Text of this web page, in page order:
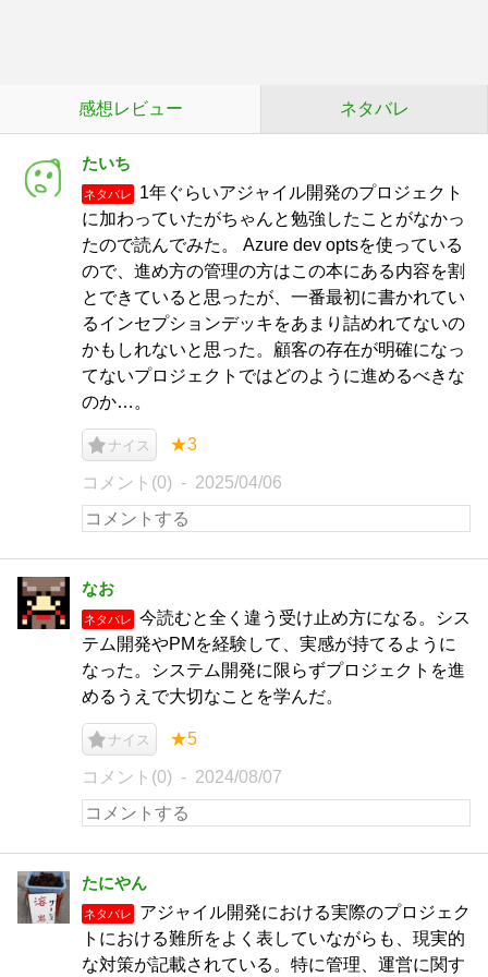
感想レビュー ネタバレ
たいち
ネタバレ
1年ぐらいアジャイル開発のプロジェクト
に加わっていたがちゃんと勉強したことがなかっ
たので読んでみた。 Azure dev optsを使っている
ので、進め方の管理の方はこの本にある内容を割
とできていると思ったが、一番最初に書かれてい
るインセプションデッキをあまり詰めれてないの
かもしれないと思った。顧客の存在が明確になっ
てないプロジェクトではどのように進めるべきな
のか…。
ナイス ★3
コメント(0) 2025/04/06
なお
ネタバレ
今読むと全く違う受け止め方になる。シス
テム開発やPMを経験して、実感が持てるように
なった。システム開発に限らずプロジェクトを進
めるうえで大切なことを学んだ。
ナイス ★5
コメント(0) 2024/08/07
たにやん
ネタバレ
アジャイル開発における実際のプロジェク
トにおける難所をよく表していながらも、現実的
な対策が記載されている。特に管理、運営に関す